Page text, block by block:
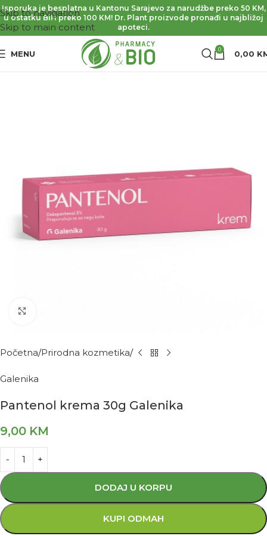
Skip to navigation
Skip to main content
Isporuka je besplatna u Kantonu Sarajevo za narudžbe preko 50 KM,
u ostatku BiH preko 100 KM! Dr. Plant proizvode pronađi u najbližoj
apoteci.
MENU 0 0,00
Početna Prirodna kozmetika
Galenika
Pantenol krema 30g Galenika
9,00 KM
DODAJ U KORPU
KUPI ODMAH